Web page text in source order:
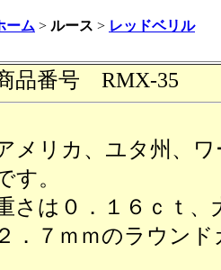
ーム > ルース > レッドベリル
品番号 RMX-35
メリカ、ユタ州、
す。
さは０．１６ｃｔ、
２．７ｍｍのラウン